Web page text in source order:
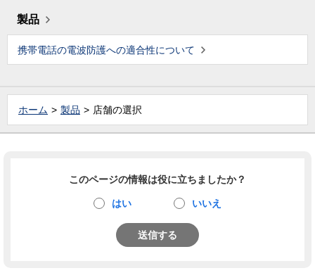
製品
携帯電話の電波防護への適合性について
ホーム 製品 店舗の選択
このページの情報は役に立ちましたか？
はい いいえ
送信する